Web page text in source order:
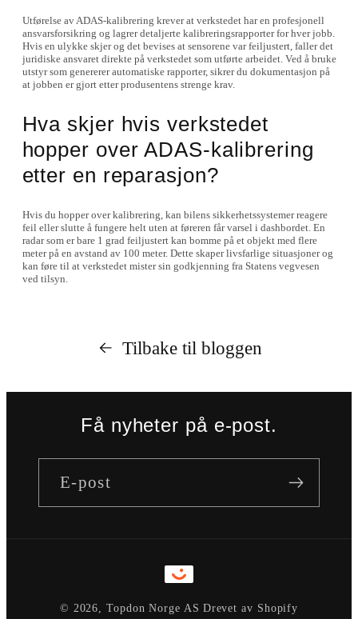
Utførelse av ADAS-kalibrering krever at verkstedet har en profesjonell
ansvarsforsikring og lagrer detaljerte kalibreringsrapporter for hver jobb.
Hvis en ulykke skjer og det bevises at sensorene var feiljustert, faller det
juridiske ansvaret direkte på verkstedet som utførte arbeidet. Ved å bruke
utstyr som genererer automatiske rapporter, sikrer du dokumentasjon på
at jobben er gjort etter produsentens strenge krav.
Hva skjer hvis verkstedet
hopper over ADAS-kalibrering
etter en reparasjon?
Hvis du hopper over kalibrering, kan bilens sikkerhetssystemer reagere
feil eller slutte å fungere helt uten at føreren får varsel i dashbordet. En
radar som er bare 1 grad feiljustert kan bomme på et objekt med flere
meter på en avstand av 100 meter. Dette skaper livsfarlige situasjoner og
kan føre til at verkstedet mister sin godkjenning fra Statens vegvesen
ved tilsyn.
Tilbake til bloggen
Få nyheter på e-post.
E-post
© 2026,Topdon Norge AS Drevet av Shopify